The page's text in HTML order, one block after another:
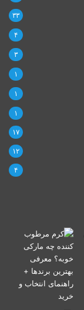
۳۳
۴
۳
۱
۱
۱
۱۷
۱۲
۴